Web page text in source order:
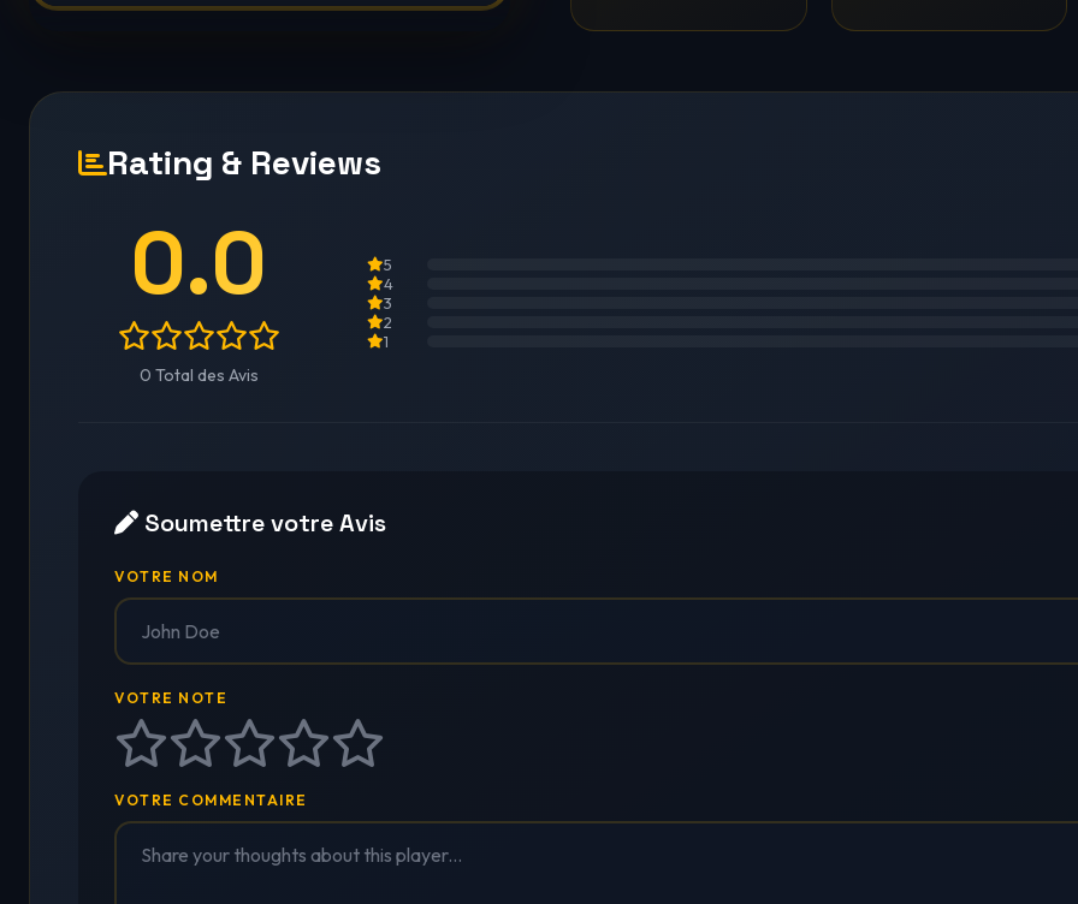
Rating & Reviews
0.0
0 Total des Avis
5
4
3
2
1
Soumettre votre Avis
VOTRE NOM
VOTRE NOTE
VOTRE COMMENTAIRE